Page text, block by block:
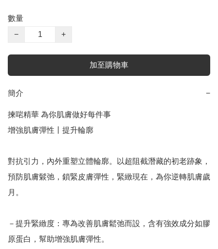
數量
−
+
加至購物車
簡介 −
揀啱精華 為你肌膚做好每件事
增強肌膚彈性丨提升輪廓
對抗引力，內外重塑立體輪廓。以超阻截潛藏的初老跡象，
預防肌膚鬏弛，鎖緊皮膚彈性，緊緻現在，為你逆轉肌膚歲
月。
－提升緊緻度：專為改善肌膚鬆弛而設，含有強效成分如膠
原蛋白，幫助增強肌膚彈性。